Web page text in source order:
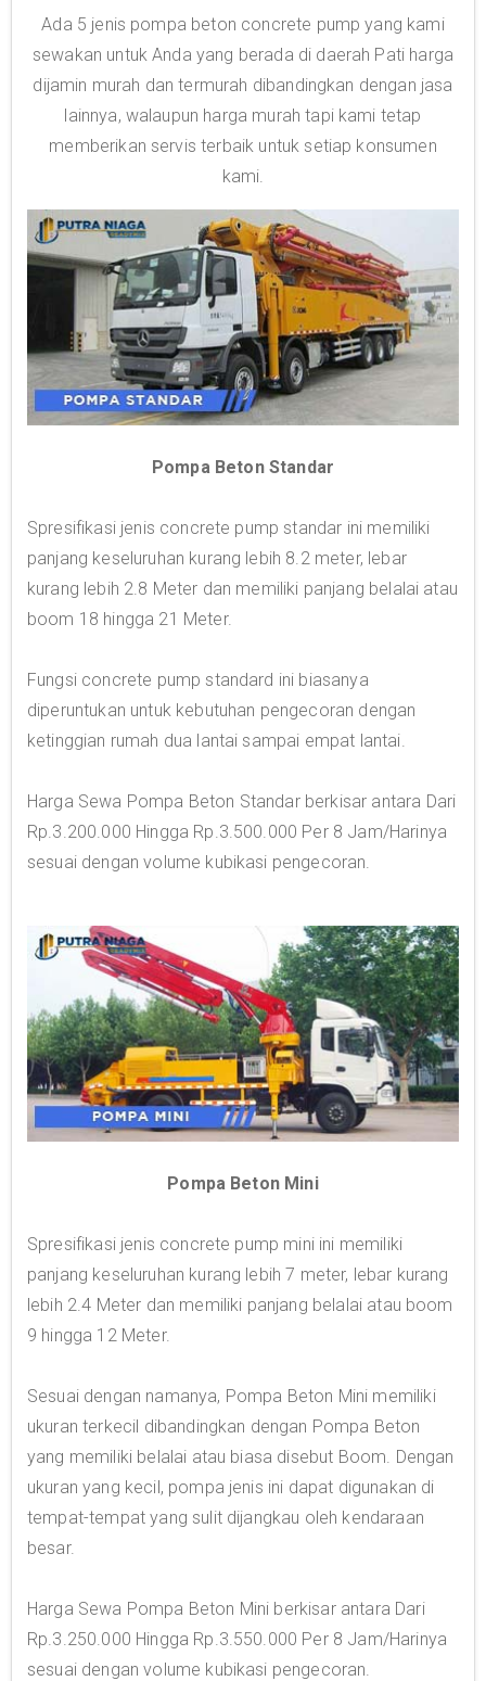
Ada 5 jenis pompa beton concrete pump yang kami
sewakan untuk Anda yang berada di daerah Pati harga
dijamin murah dan termurah dibandingkan dengan jasa
lainnya, walaupun harga murah tapi kami tetap
memberikan servis terbaik untuk setiap konsumen
kami.
Pompa Beton Standar
Spresifikasi jenis concrete pump standar ini memiliki
panjang keseluruhan kurang lebih 8.2 meter, lebar
kurang lebih 2.8 Meter dan memiliki panjang belalai atau
boom 18 hingga 21 Meter.
Fungsi concrete pump standard ini biasanya
diperuntukan untuk kebutuhan pengecoran dengan
ketinggian rumah dua lantai sampai empat lantai.
Harga Sewa Pompa Beton Standar berkisar antara Dari
Rp.3.200.000 Hingga Rp.3.500.000 Per 8 Jam/Harinya
sesuai dengan volume kubikasi pengecoran.
Pompa Beton Mini
Spresifikasi jenis concrete pump mini ini memiliki
panjang keseluruhan kurang lebih 7 meter, lebar kurang
lebih 2.4 Meter dan memiliki panjang belalai atau boom
9 hingga 12 Meter.
Sesuai dengan namanya, Pompa Beton Mini memiliki
ukuran terkecil dibandingkan dengan Pompa Beton
yang memiliki belalai atau biasa disebut Boom. Dengan
ukuran yang kecil, pompa jenis ini dapat digunakan di
tempat-tempat yang sulit dijangkau oleh kendaraan
besar.
Harga Sewa Pompa Beton Mini berkisar antara Dari
Rp.3.250.000 Hingga Rp.3.550.000 Per 8 Jam/Harinya
sesuai dengan volume kubikasi pengecoran.